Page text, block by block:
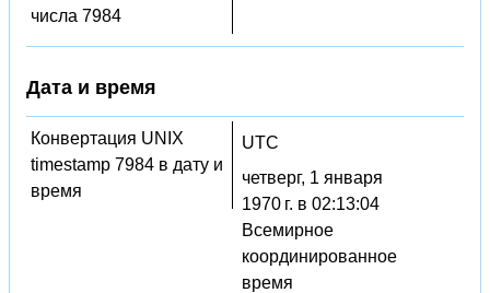
числа 7984
Дата и время
Конвертация UNIX
timestamp 7984 в дату и
время
UTC
четверг, 1 января
1970 г. в 02:13:04
Всемирное
координированное
время